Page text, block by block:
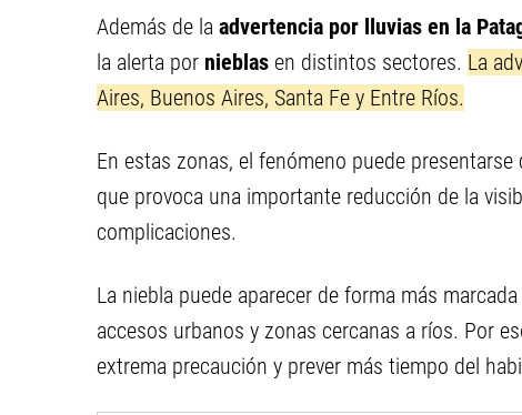
Además de la advertencia por lluvias en la
la alerta por nieblas en distintos sectores. La
Aires, Buenos Aires, Santa Fe y Entre Ríos.
En estas zonas, el fenómeno puede
que provoca una importante reducción de la
complicaciones.
La niebla puede aparecer de forma más
accesos urbanos y zonas cercanas a ríos. Por
extrema precaución y prever más tiempo del